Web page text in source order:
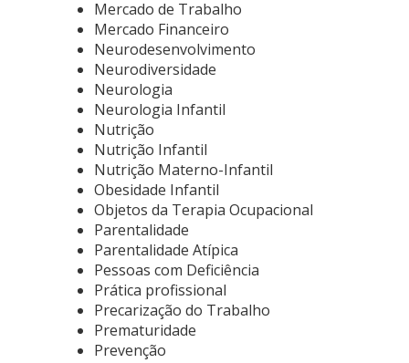
Mercado de Trabalho
Mercado Financeiro
Neurodesenvolvimento
Neurodiversidade
Neurologia
Neurologia Infantil
Nutrição
Nutrição Infantil
Nutrição Materno-Infantil
Obesidade Infantil
Objetos da Terapia Ocupacional
Parentalidade
Parentalidade Atípica
Pessoas com Deficiência
Prática profissional
Precarização do Trabalho
Prematuridade
Prevenção